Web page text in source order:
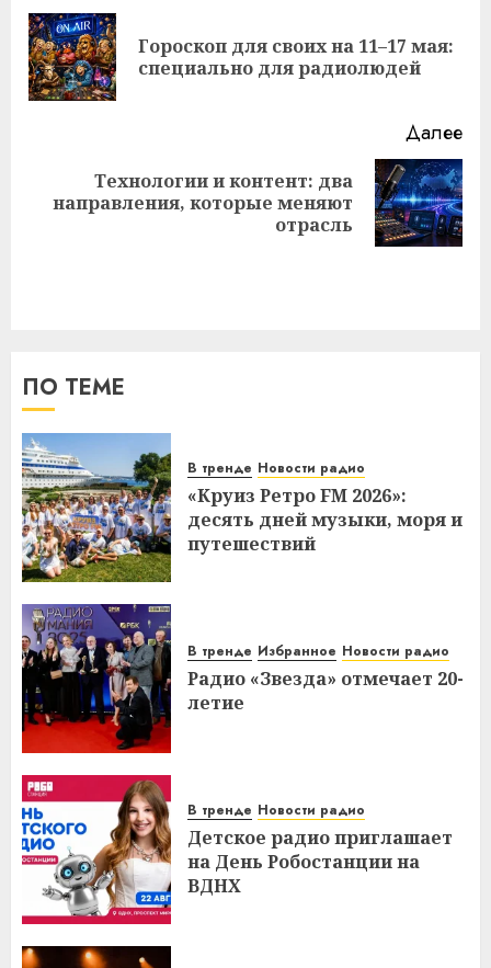
записи
Гороскоп для своих на 11–17 мая:
специально для радиолюдей
Далее
Следующая
Технологии и контент: два
направления, которые меняют
отрасль
ПО ТЕМЕ
В тренде Новости радио
«Круиз Ретро FM 2026»:
десять дней музыки, моря и
путешествий
В тренде Избранное Новости радио
Радио «Звезда» отмечает 20-
летие
В тренде Новости радио
Детское радио приглашает
на День Робостанции на
ВДНХ